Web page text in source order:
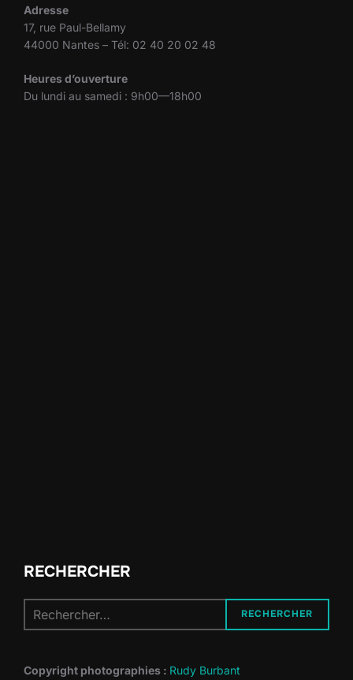
Adresse
17, rue Paul-Bellamy
44000 Nantes – Tél: 02 40 20 02 48
Heures d’ouverture
Du lundi au samedi : 9h00—18h00
RECHERCHER
pour :
RECHERCHER
Copyright photographies : Rudy Burbant